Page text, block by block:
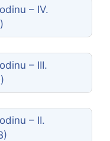
– IV.
– III.
– II.